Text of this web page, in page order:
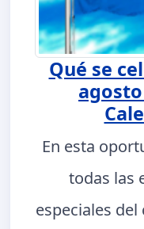
Qué se
En esta
todas las
especiales